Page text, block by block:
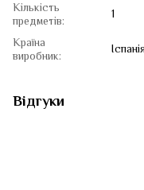
Кількість
предметів:
1
Країна
виробник:
Відгуки